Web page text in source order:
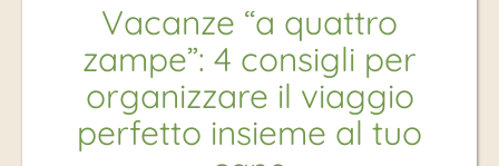
Vacanze “a quattro
zampe”: 4 consigli per
organizzare il viaggio
perfetto insieme al tuo